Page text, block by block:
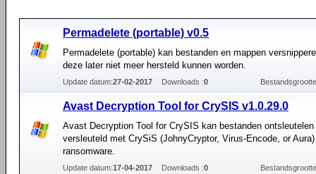
Permadelete (portable) v0.5
Permadelete (portable) kan bestanden en mappen
deze later niet meer hersteld kunnen worden.
Update datum:27-02-2017 Downloads :0
Avast Decryption Tool for CrySIS v1.0.29.0
Avast Decryption Tool for CrySIS kan bestanden
versleuteld met CrySiS (JohnyCryptor, Virus-Encode, or Aura)
ransomware.
Update datum:17-04-2017 Downloads :0